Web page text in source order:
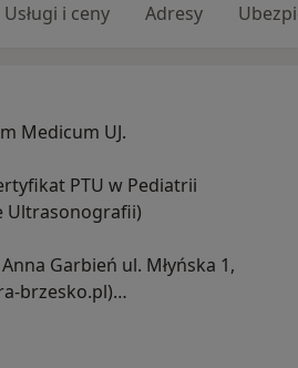
Usługi i ceny Adresy
Medicum UJ.
PTU w Pediatrii
Ultrasonografii)
Garbień ul. Młyńska 1,
brzesko.pl)
w Brzesku.